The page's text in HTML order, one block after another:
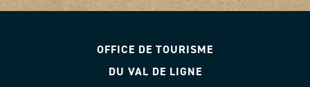
OFFICE DE TOURISME
DU VAL DE LIGNE